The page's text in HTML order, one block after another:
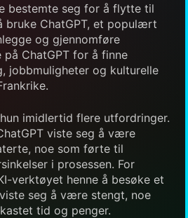
bestemte seg for å flytte til
bruke ChatGPT, et populært
og gjennomføre
ChatGPT for å finne
jobbmuligheter og kulturelle
imidlertid flere utfordringer.
viste seg å være
noe som førte til
i prosessen. For
verktøyet henne å besøke et
seg å være stengt, noe
tid og penger.